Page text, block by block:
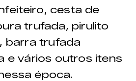
cesta de
trufada, pirulito
barra trufada
e vários outros itens
época.